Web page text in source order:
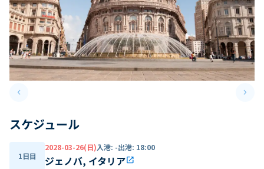
keyboard_arrow_leftPrevious slide keyboard_arrow_right
スケジュール
1日目
2028-03-26(日)入港: -出港: 18:00
ジェノバ, イタリアopen_in_new